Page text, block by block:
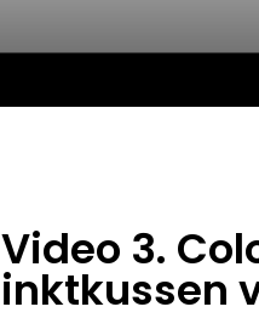
Video 3.
inktkussen